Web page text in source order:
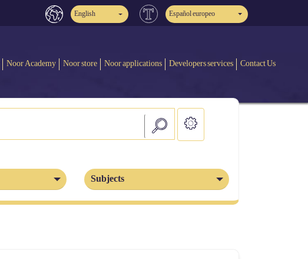
English Español europeo
Noor Academy Noor store Noor applications Developers services Contact Us
Subjects